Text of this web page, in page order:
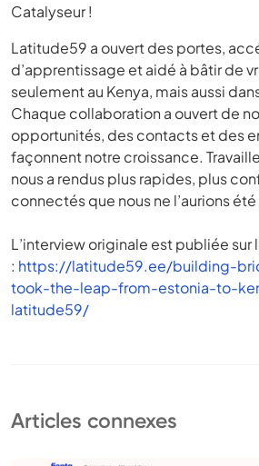
Catalyseur !
Latitude59 a ouvert des portes,
d’apprentissage et aidé à bâtir de
seulement au Kenya, mais aussi
Chaque collaboration a ouvert de
opportunités, des contacts et des
façonnent notre croissance.
nous a rendus plus rapides, plus
connectés que nous ne l’aurions été
L’interview originale est publiée
: https://latitude59.ee/building-
took-the-leap-from-estonia-to-
latitude59/
Articles connexes